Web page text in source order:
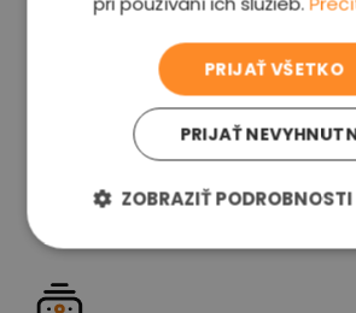
voľba
Garancia spokojnosti
Pokiaľ nebudete s našou prácou
PRIJAŤ VŠETKO
PRIJAŤ
ZOBRAZIŤ PODROBNOSTI